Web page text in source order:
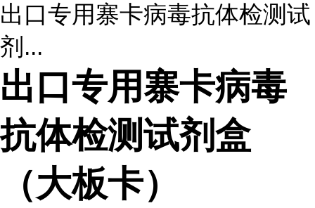
出口专用寨卡病毒抗体检测试
剂...
出口专用寨卡病毒
抗体检测试剂盒
（大板卡）